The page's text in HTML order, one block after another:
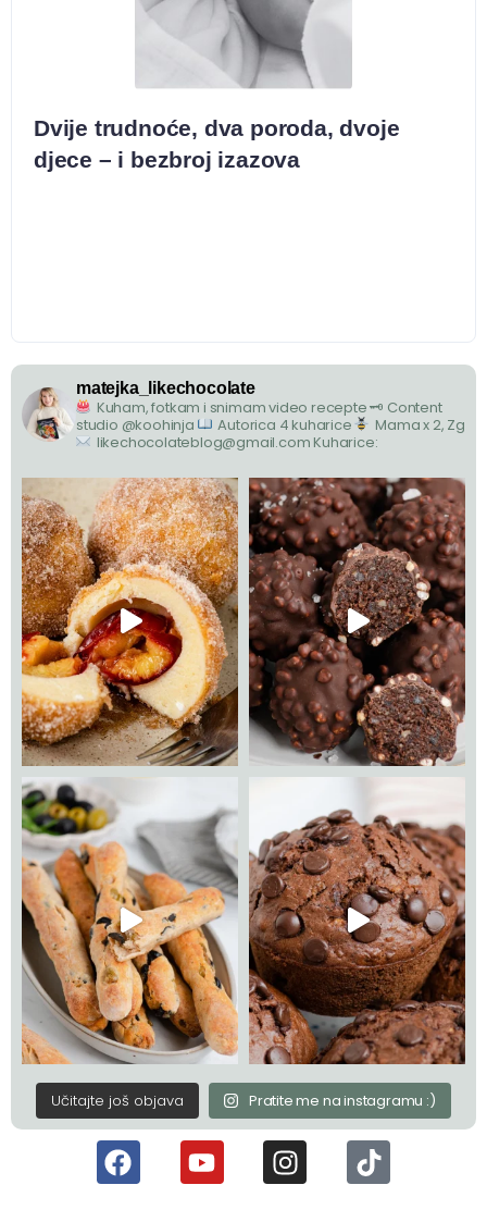
Dvije trudnoće, dva poroda, dvoje
djece – i bezbroj izazova
matejka_likechocolate
Kuham, fotkam i snimam video recepte🗝 Content
studio @koohinja
Autorica 4 kuharice
Mama x 2, Zg
likechocolateblog@gmail.com Kuharice:
Učitajte još objava Pratite me na instagramu :)